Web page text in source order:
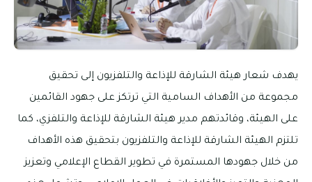
يهدف شعار هيئة الشارقة للإذاعة والتلفزيون إلى تحقيق
مجموعة من الأهداف السامية التي ترتكز على جهود القائمين
على الهيئة، وقائدتهم مدير هيئة الشارقة للإذاعة والتلفزي، كما
تلتزم الهيئة الشارقة للإذاعة والتلفزيون بتحقيق هذه الأهداف
من خلال جهودها المستمرة في تطوير القطاع الإعلامي وتعزيز